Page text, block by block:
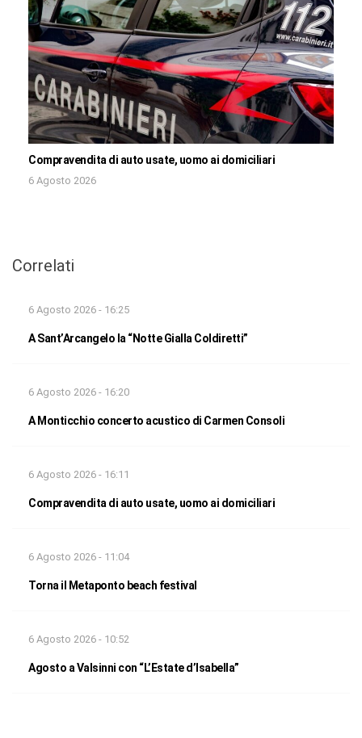
Compravendita di auto usate, uomo ai domiciliari
6 Agosto 2026
Correlati
6 Agosto 2026 - 16:25
A Sant’Arcangelo la “Notte Gialla Coldiretti”
6 Agosto 2026 - 16:20
A Monticchio concerto acustico di Carmen Consoli
6 Agosto 2026 - 16:11
Compravendita di auto usate, uomo ai domiciliari
6 Agosto 2026 - 11:04
Torna il Metaponto beach festival
6 Agosto 2026 - 10:52
Agosto a Valsinni con “L’Estate d’Isabella”